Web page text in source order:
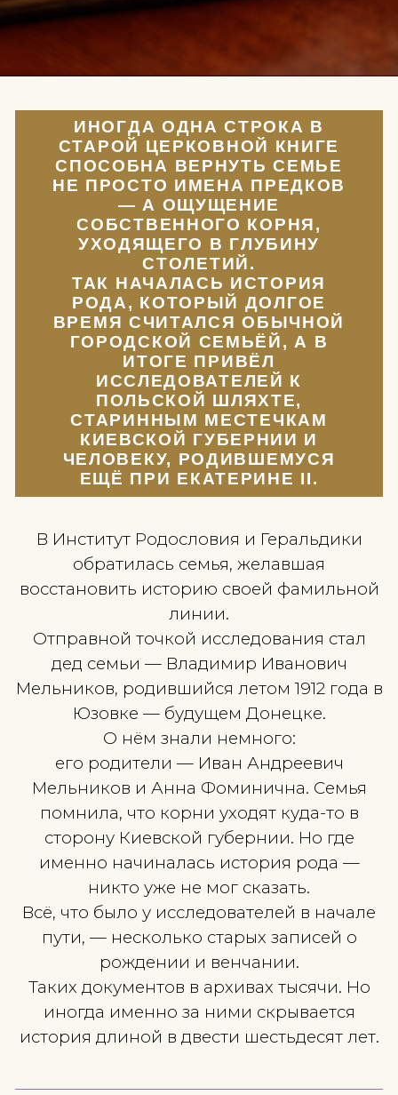
ИНОГДА ОДНА СТРОКА В
СТАРОЙ ЦЕРКОВНОЙ
СПОСОБНА ВЕРНУТЬ
НЕ ПРОСТО ИМЕНА
— А ОЩУЩЕНИЕ
СОБСТВЕННОГО КОРНЯ,
УХОДЯЩЕГО В ГЛУБИНУ
СТОЛЕТИЙ.
ТАК НАЧАЛАСЬ ИСТОРИЯ
ВРЕМЯ СЧИТАЛСЯ
ГОРОДСКОЙ СЕМЬЁЙ, А В
ИТОГЕ ПРИВЁЛ
ИССЛЕДОВАТЕЛЕЙ К
ПОЛЬСКОЙ ШЛЯХТЕ,
СТАРИННЫМ МЕСТЕЧКАМ
КИЕВСКОЙ ГУБЕРНИИ И
ЧЕЛОВЕКУ, РОДИВШЕМУСЯ
ЕЩЁ ПРИ ЕКАТЕРИНЕ II.
В Институт Родословия и
обратилась семья, желавшая
восстановить историю своей
линии.
Отправной точкой исследования
дед семьи — Владимир
Мельников, родившийся летом 1912
Юзовке — будущем Донецке.
О нём знали немного:
его родители — Иван